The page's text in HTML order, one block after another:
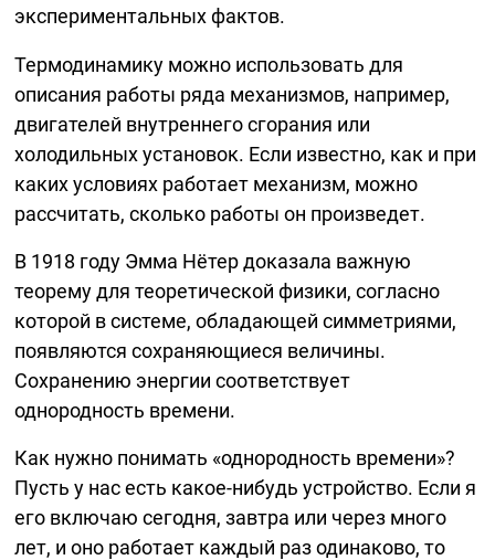
экспериментальных фактов.
Термодинамику можно использовать для
описания работы ряда механизмов, например,
двигателей внутреннего сгорания или
холодильных установок. Если известно, как и при
каких условиях работает механизм, можно
рассчитать, сколько работы он произведет.
В 1918 году Эмма Нётер доказала важную
теорему для теоретической физики, согласно
которой в системе, обладающей симметриями,
появляются сохраняющиеся величины.
Сохранению энергии соответствует
однородность времени.
Как нужно понимать «однородность времени»?
Пусть у нас есть какое-нибудь устройство. Если я
его включаю сегодня, завтра или через много
лет, и оно работает каждый раз одинаково, то